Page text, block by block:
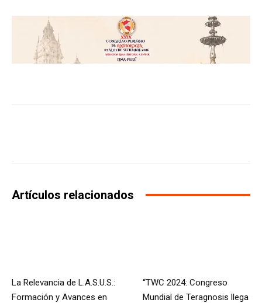
Artículos relacionados
La Relevancia de L.A.S.U.S.:
Formación y Avances en
“TWC 2024: Congreso
Mundial de Teragnosis llega